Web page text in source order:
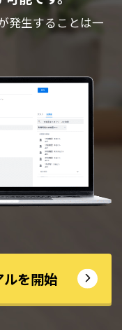
発生することは一
を開始